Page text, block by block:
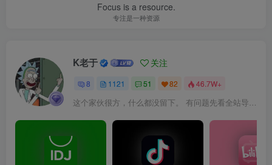
Focus is a resource.
专注是一种资源
K老于 关注
8 1121 51 82 46.7W+
这个家伙很方，什么都没留下。 有问题先看全站导航页，解决不了再@我！